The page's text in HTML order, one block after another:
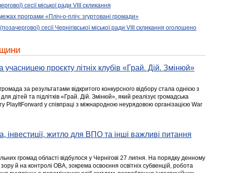
сесії міської ради VIII скликання
програми «Пліч-о-пліч: згуртовані громади»
сесії Чернігівської міської ради VIII скликання оголошено
учасницею проєкту літніх клубів «Грай. Дій. Змінюй»
за результатами відкритого конкурсного відбору стала однією з
дітей та підлітків «Грай. Дій. Змінюй», який реалізує громадська
PlayItForward у співпраці з міжнародною неурядовою організацією War
інвестиції, житло для ВПО та інші важливі питання
громад області відбулося у Чернігові 27 липня. На порядку денному
й на контролі ОВА, зокрема освоєння освітніх субвенцій, робота